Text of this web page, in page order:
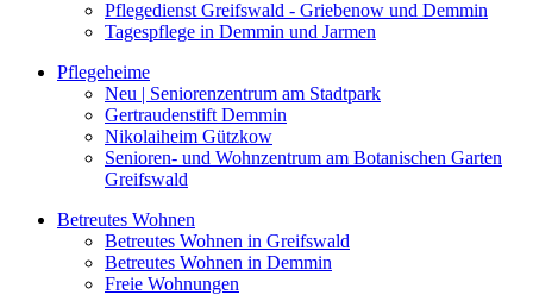
Pflegedienst Greifswald - Griebenow und Demmin
Tagespflege in Demmin und Jarmen
Pflegeheime
Neu | Seniorenzentrum am Stadtpark
Gertraudenstift Demmin
Nikolaiheim Gützkow
Senioren- und Wohnzentrum am Botanischen Garten
Greifswald
Betreutes Wohnen
Betreutes Wohnen in Greifswald
Betreutes Wohnen in Demmin
Freie Wohnungen